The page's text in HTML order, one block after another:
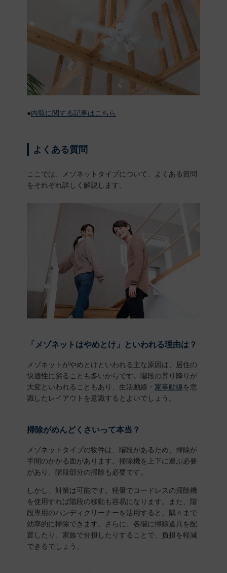
●内覧に関する記事はこちら
よくある質問
ここでは、メゾネットタイプについて、よくある質問
をそれぞれ詳しく解説します。
「メゾネットはやめとけ」といわれる理由は？
メゾネットがやめとけといわれる主な原因は、居住の
快適性に劣ることも多いからです。階段の昇り降りが
大変といわれることもあり、生活動線・ 家事動線を意
識したレイアウトを意識するとよいでしょう。
掃除がめんどくさいって本当？
メゾネットタイプの物件は、階段があるため、掃除が
手間のかかる面があります。掃除機を上下に運ぶ必要
があり、階段部分の掃除も必要です。
しかし、対策は可能です。軽量でコードレスの掃除機
を使用すれば階段の移動も容易になります。また、階
段専用のハンディクリーナーを活用すると、隅々まで
効率的に掃除できます。さらに、各階に掃除道具を配
置したり、家族で分担したりすることで、負担を軽減
できるでしょう。